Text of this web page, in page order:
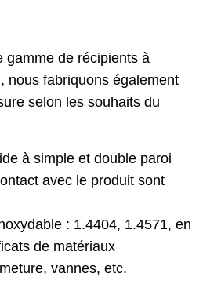
gamme de récipients à
nous fabriquons également
selon les souhaits du
à simple et double paroi
avec le produit sont
: 1.4404, 1.4571, en
de matériaux
vannes, etc.